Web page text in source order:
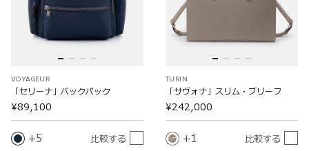
VOYAGEUR
「セリーナ」バックパック
¥89,100
5 比較する
TURIN
「サヴォナ」スリム・ブリーフ
¥242,000
1 比較する